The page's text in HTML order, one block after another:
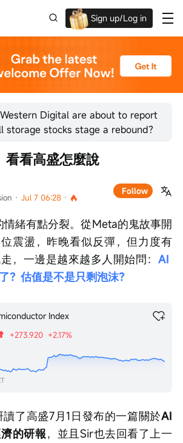
Sign up/Log in
Digital are about to report
stocks stage a rebound?
· Jul 7 06:28 ·
Follow
看看高盛怎麼說
情緒有點分裂。從Meta的鬼故事開
震盪，昨晚看似反彈，但力度有
，一邊是越來越多人開始問： AI
？估值是不是只剩泡沫？
Index
+273.920 +2.17%
了高盛7月1日發布的一篇關於AI
的研報，並且Sir也去回看了上一